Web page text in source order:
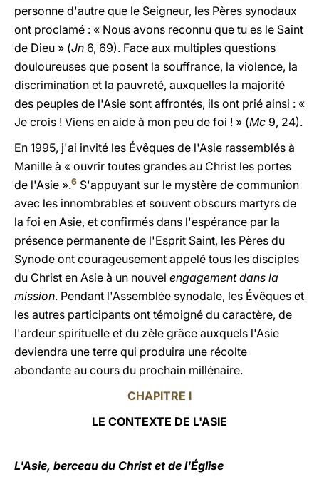
personne d'autre que le Seigneur, les Pères synodaux
ont proclamé : « Nous avons reconnu que tu es le Saint
de Dieu » (Jn 6, 69). Face aux multiples questions
douloureuses que posent la souffrance, la violence, la
discrimination et la pauvreté, auxquelles la majorité
des peuples de l'Asie sont affrontés, ils ont prié ainsi : «
Je crois ! Viens en aide à mon peu de foi ! » (Mc 9, 24).
En 1995, j'ai invité les Évêques de l'Asie rassemblés à
Manille à « ouvrir toutes grandes au Christ les portes
de l'Asie ».6 S'appuyant sur le mystère de communion
avec les innombrables et souvent obscurs martyrs de
la foi en Asie, et confirmés dans l'espérance par la
présence permanente de l'Esprit Saint, les Pères du
Synode ont courageusement appelé tous les disciples
du Christ en Asie à un nouvel engagement dans la
mission. Pendant l'Assemblée synodale, les Évêques et
les autres participants ont témoigné du caractère, de
l'ardeur spirituelle et du zèle grâce auxquels l'Asie
deviendra une terre qui produira une récolte
abondante au cours du prochain millénaire.
CHAPITRE I
LE CONTEXTE DE L'ASIE
L'Asie, berceau du Christ et de l'Église